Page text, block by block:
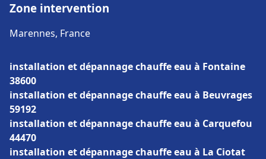
Zone intervention
Marennes, France
installation et dépannage chauffe eau à Fontaine
38600
installation et dépannage chauffe eau à Beuvrages
59192
installation et dépannage chauffe eau à Carquefou
44470
installation et dépannage chauffe eau à La Ciotat